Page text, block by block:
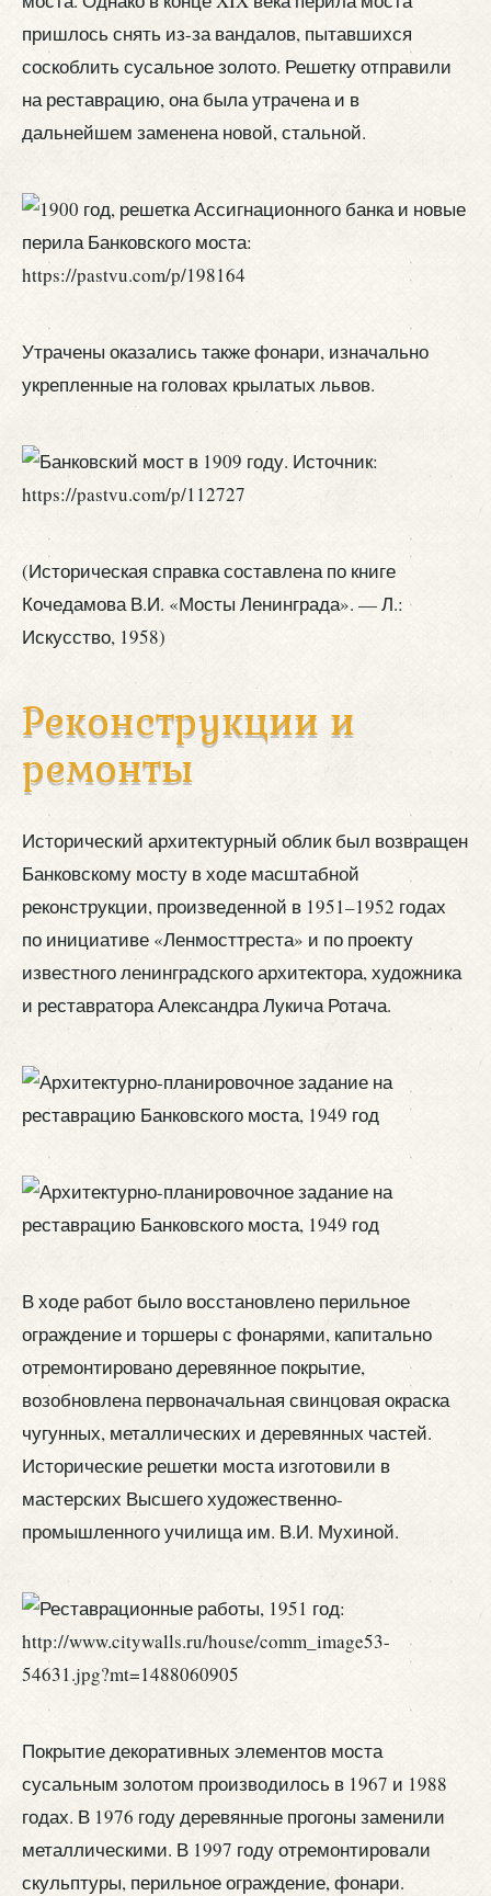
пришлось снять из-за вандалов, пытавшихся
соскоблить сусальное золото. Решетку отправили
на реставрацию, она была утрачена и в
дальнейшем заменена новой, стальной.
Утрачены оказались также фонари, изначально
укрепленные на головах крылатых львов.
(Историческая справка составлена по книге
Кочедамова В.И. «Мосты Ленинграда». — Л.:
Искусство, 1958)
Реконструкции и
ремонты
Исторический архитектурный облик был возвращен
Банковскому мосту в ходе масштабной
реконструкции, произведенной в 1951–1952 годах
по инициативе «Ленмосттреста» и по проекту
известного ленинградского архитектора, художника
и реставратора Александра Лукича Ротача.
В ходе работ было восстановлено перильное
ограждение и торшеры с фонарями, капитально
отремонтировано деревянное покрытие,
возобновлена первоначальная свинцовая окраска
чугунных, металлических и деревянных частей.
Исторические решетки моста изготовили в
мастерских Высшего художественно-
промышленного училища им. В.И. Мухиной.
Покрытие декоративных элементов моста
сусальным золотом производилось в 1967 и 1988
годах. В 1976 году деревянные прогоны заменили
металлическими. В 1997 году отремонтировали
скульптуры, перильное ограждение, фонари.